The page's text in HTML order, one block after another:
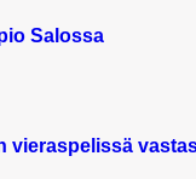
Salossa
vieraspelissä